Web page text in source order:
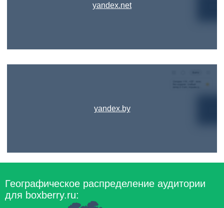
yandex.net
yandex.by
Географическое распределение аудитории
для boxberry.ru: